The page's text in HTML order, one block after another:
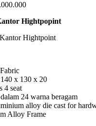
Hightpopint
x 130 x 20
4 seat
24 warna beragam
alloy die cast for
Alloy Frame